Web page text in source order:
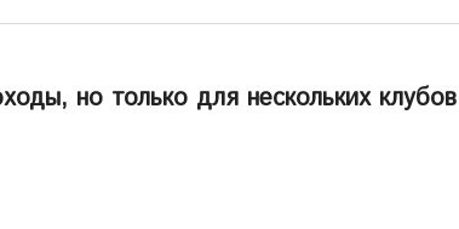
но только для нескольких клубов